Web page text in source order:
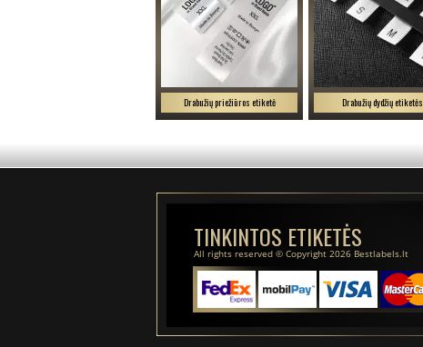
Drabužių priežiūros etiketė Drabužių dydžių etiketės
TINKINTOS ETIKETĖS
All rights reserved © Copyright 2026 Bestlabels.lt